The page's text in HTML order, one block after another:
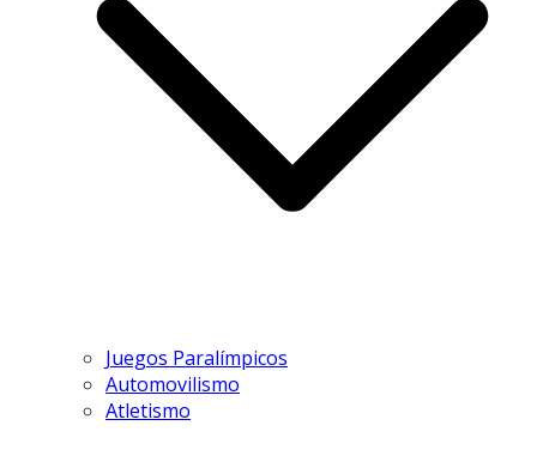
Juegos Paralímpicos
Automovilismo
Atletismo